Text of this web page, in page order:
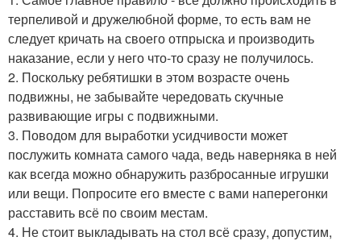
терпеливой и дружелюбной форме, то есть вам не
следует кричать на своего отпрыска и производить
наказание, если у него что-то сразу не получилось.
2. Поскольку ребятишки в этом возрасте очень
подвижны, не забывайте чередовать скучные
развивающие игры с подвижными.
3. Поводом для выработки усидчивости может
послужить комната самого чада, ведь наверняка в ней
как всегда можно обнаружить разбросанные игрушки
или вещи. Попросите его вместе с вами наперегонки
расставить всё по своим местам.
4. Не стоит выкладывать на стол всё сразу, допустим,